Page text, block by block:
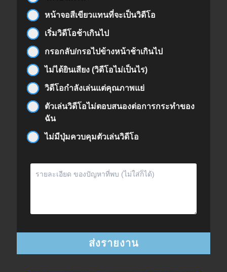
หน้าจอสีเขียวแทนที่จะเป็นวิดีโอ
เริ่มวิดีโอช้าเกินไป
กรอกลับ/กรอไปข้างหน้าช้าเกินไป
ไม่ได้ยินเสียง (วิดีโอไม่เป็นไร)
วิดีโอกำลังเล่นแต่คุณภาพแย่
ตัวเล่นวิดีโอไม่ตอบสนองต่อการกระทำของ
ฉัน
ไม่มีปุ่มควบคุมตัวเล่นวิดีโอ